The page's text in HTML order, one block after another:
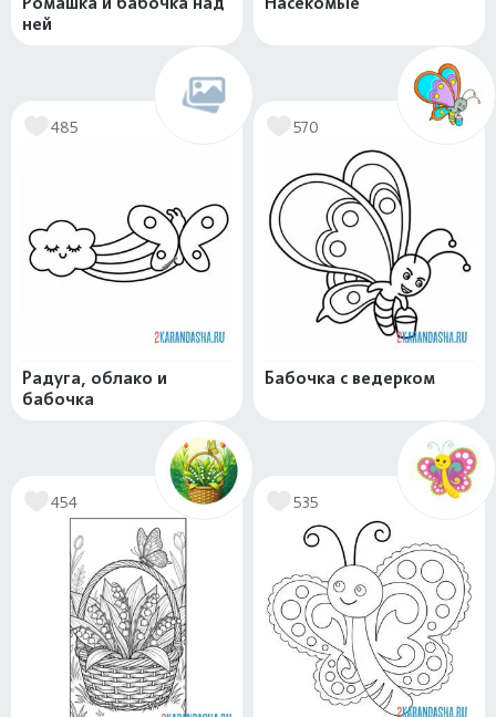
ней
485
Радуга, облако и
бабочка
570
Бабочка с ведерком
454 535